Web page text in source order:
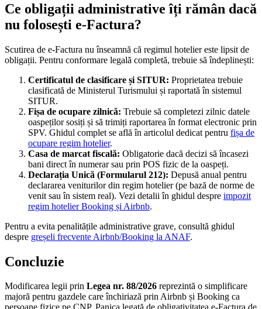
Ce obligații administrative îți rămân dacă
nu folosești e-Factura?
Scutirea de e-Factura nu înseamnă că regimul hotelier este lipsit de
obligații. Pentru conformare legală completă, trebuie să îndeplinești:
Certificatul de clasificare și SITUR: Proprietatea trebuie
clasificată de Ministerul Turismului și raportată în sistemul
SITUR.
Fișa de ocupare zilnică: Trebuie să completezi zilnic datele
oaspeților sosiți și să trimiți raportarea în format electronic prin
SPV. Ghidul complet se află în articolul dedicat pentru fișa de
ocupare regim hotelier.
Casa de marcat fiscală: Obligatorie dacă decizi să încasezi
bani direct în numerar sau prin POS fizic de la oaspeți.
Declarația Unică (Formularul 212): Depusă anual pentru
declararea veniturilor din regim hotelier (pe bază de norme de
venit sau în sistem real). Vezi detalii în ghidul despre impozit
regim hotelier Booking și Airbnb.
Pentru a evita penalitățile administrative grave, consultă ghidul
despre greșeli frecvente Airbnb/Booking la ANAF.
Concluzie
Modificarea legii prin Legea nr. 88/2026 reprezintă o simplificare
majoră pentru gazdele care închiriază prin Airbnb și Booking ca